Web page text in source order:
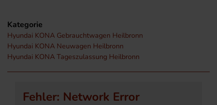
Kategorie
Hyundai KONA Gebrauchtwagen Heilbronn
Hyundai KONA Neuwagen Heilbronn
Hyundai KONA Tageszulassung Heilbronn
Fehler: Network Error